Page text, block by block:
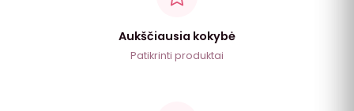
Aukščiausia kokybė
Patikrinti produktai